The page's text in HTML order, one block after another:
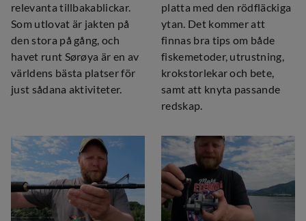
relevanta tillbakablickar.
Som utlovat är jakten på
den stora på gång, och
havet runt Sørøya är en av
världens bästa platser för
just sådana aktiviteter.
platta med den rödfläckiga
ytan. Det kommer att
finnas bra tips om både
fiskemetoder, utrustning,
krokstorlekar och bete,
samt att knyta passande
redskap.